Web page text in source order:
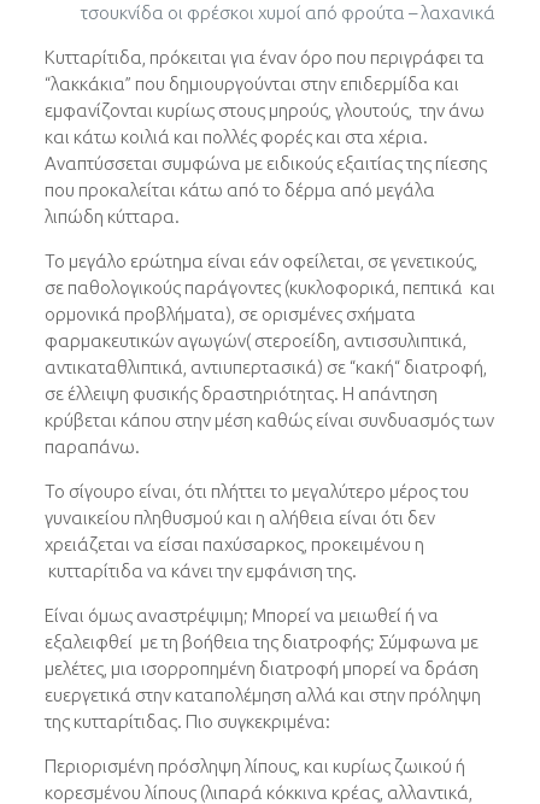
τσουκνίδα οι φρέσκοι χυμοί από φρούτα – λαχανικά
Κυτταρίτιδα, πρόκειται για έναν όρο που περιγράφει τα
“λακκάκια” που δημιουργούνται στην επιδερμίδα και
εμφανίζονται κυρίως στους μηρούς, γλουτούς, την άνω
και κάτω κοιλιά και πολλές φορές και στα χέρια.
Αναπτύσσεται συμφώνα με ειδικούς εξαιτίας της πίεσης
που προκαλείται κάτω από το δέρμα από μεγάλα
λιπώδη κύτταρα.
Το μεγάλο ερώτημα είναι εάν οφείλεται, σε γενετικούς,
σε παθολογικούς παράγοντες (κυκλοφορικά, πεπτικά και
ορμονικά προβλήματα), σε ορισμένες σχήματα
φαρμακευτικών αγωγών( στεροείδη, αντισσυλιπτικά,
αντικαταθλιπτικά, αντιυπερτασικά) σε “κακή“ διατροφή,
σε έλλειψη φυσικής δραστηριότητας. Η απάντηση
κρύβεται κάπου στην μέση καθώς είναι συνδυασμός των
παραπάνω.
Το σίγουρο είναι, ότι πλήττει το μεγαλύτερο μέρος του
γυναικείου πληθυσμού και η αλήθεια είναι ότι δεν
χρειάζεται να είσαι παχύσαρκος, προκειμένου η
κυτταρίτιδα να κάνει την εμφάνιση της.
Είναι όμως αναστρέψιμη; Μπορεί να μειωθεί ή να
εξαλειφθεί με τη βοήθεια της διατροφής; Σύμφωνα με
μελέτες, μια ισορροπημένη διατροφή μπορεί να δράση
ευεργετικά στην καταπολέμηση αλλά και στην πρόληψη
της κυτταρίτιδας. Πιο συγκεκριμένα:
Περιορισμένη πρόσληψη λίπους, και κυρίως ζωικού ή
κορεσμένου λίπους (λιπαρά κόκκινα κρέας, αλλαντικά,